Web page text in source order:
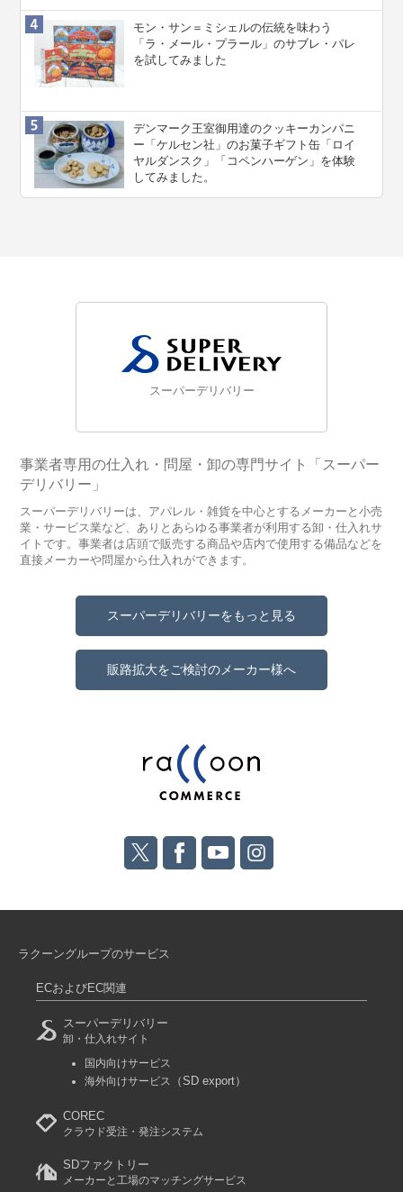
モン・サン＝ミシェルの伝統を味わう
「ラ・メール・プラール」のサブレ・パレ
を試してみました
デンマーク王室御用達のクッキーカンパニ
ー「ケルセン社」のお菓子ギフト缶「ロイ
ヤルダンスク」「コペンハーゲン」を体験
してみました。
スーパーデリバリー
事業者専用の仕入れ・問屋・卸の専門サイト「スーパー
デリバリー」
スーパーデリバリーは、アパレル・雑貨を中心とするメーカーと小売
業・サービス業など、ありとあらゆる事業者が利用する卸・仕入れサ
イトです。事業者は店頭で販売する商品や店内で使用する備品などを
直接メーカーや問屋から仕入れができます。
スーパーデリバリーをもっと見る
販路拡大をご検討のメーカー様へ
ラクーングループのサービス
ECおよびEC関連
スーパーデリバリー
卸・仕入れサイト
国内向けサービス
海外向けサービス
（SD export）
COREC
クラウド受注・発注システム
SDファクトリー
メーカーと工場のマッチングサービス